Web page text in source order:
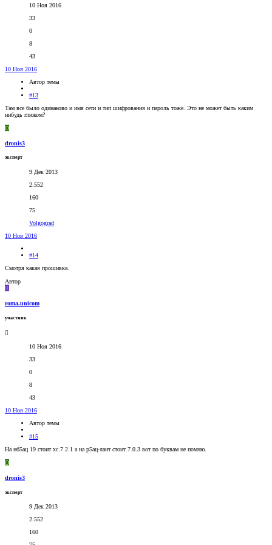
10 Ноя 2016
33
0
8
43
10 Ноя 2016
Автор темы
#13
Там все было одинаково и имя сети и тип шифрования и пароль тоже. Это не может быть каким
нибудь глюком?
D
dronis3
эксперт
9 Дек 2013
2.552
160
75
Volgograd
10 Ноя 2016
#14
Смотря какая прошивка.
Автор
R
roma.unicom
участник
10 Ноя 2016
33
0
8
43
10 Ноя 2016
Автор темы
#15
На нб5ац 19 стоит хс.7.2.1 а на р5ац-лаит стоит 7.0.3 вот по буквам не помню.
D
dronis3
эксперт
9 Дек 2013
2.552
160